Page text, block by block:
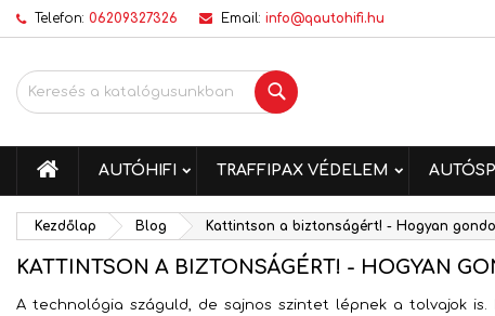
Telefon: 06209327326 Email: info@qautohifi.hu
Keresés
KEZDŐLAP
AUTÓHIFI TRAFFIPAX VÉDELEM
Kezdőlap Blog Kattintson a biztonságért! - Hogyan
KATTINTSON A BIZTONSÁGÉRT! - HOGYAN
A technológia száguld, de sajnos szintet lépnek a tolvajok